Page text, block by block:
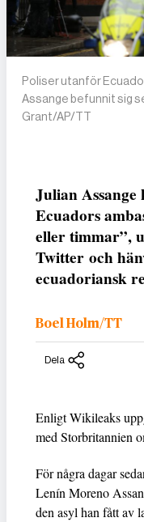
Poliser utanför
Assange befunnit sig
Grant/AP/TT
Julian
Ecuadors
eller timmar”,
Twitter och
ecuadoriansk
Boel Holm/TT
Dela
Enligt Wikileaks
med Storbritannien
För några dagar
Lenín Moreno
den asyl han fått av